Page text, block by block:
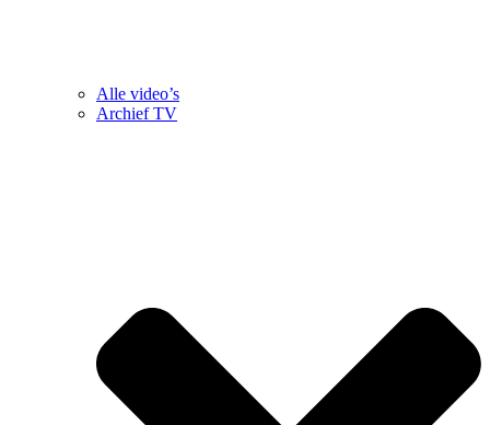
Alle video’s
Archief TV